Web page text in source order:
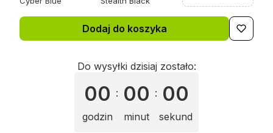
Dodaj do koszyka
Do wysyłki dzisiaj zostało:
00
godzin
: 00
minut
: 00
sekund